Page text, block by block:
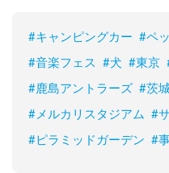
#キャンピングカー #ペ
#音楽フェス #犬 #東京
#鹿島アントラーズ #茨
#メルカリスタジアム #
#ピラミッドガーデン #